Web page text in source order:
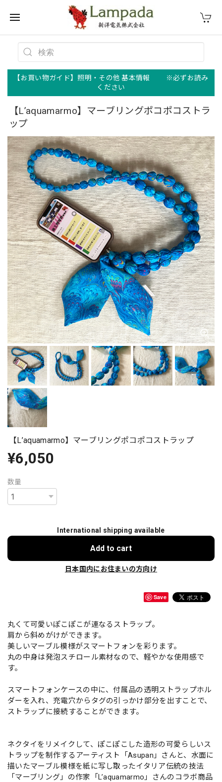
【お買い物ガイド】照明・その他 基本情報 ※必ずお読み
ください
【L’aquamarmo】マーブリングポコポコストラ
ップ
【L’aquamarmo】マーブリングポコポコストラップ
¥6,050
数量
International shipping available
Add to cart
日本国内にお住まいの方向け
Save
丸くて可愛いぽこぽこが連なるストラップ。
肩から斜めがけができます。
美しいマーブル模様がスマートフォンを彩ります。
丸の中身は発泡スチロール素材なので、軽やかな使用感で
す。
スマートフォンケースの中に、付属品の透明ストラップホル
ダーを入れ、充電穴からタグの引っかけ部分を出すことで、
ストラップに接続することができます。
ネクタイをリメイクして、ぽこぽこした造形の可愛らしいス
トラップを制作するアーティスト「Asupan」さんと、水面に
描いたマーブル模様を紙に写し取ったイタリア伝統の技法
「マーブリング」の作家「L’aquamarmo」さんのコラボ商品